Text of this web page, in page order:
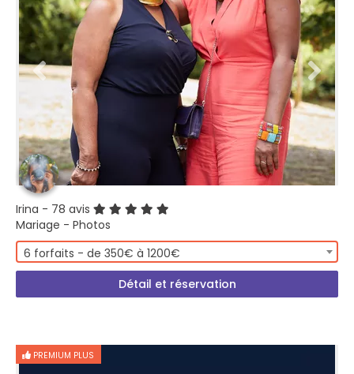
Irina - 78 avis
Mariage - Photos
6 forfaits - de 350€ à 1200€
Détail et réservation
PREMIUM PLUS